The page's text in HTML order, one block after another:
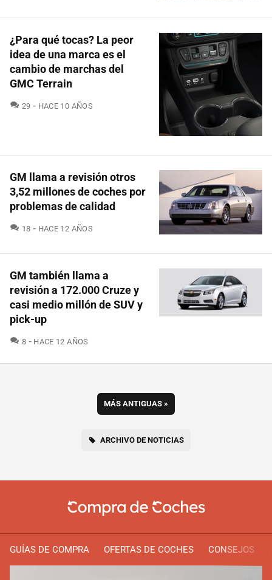
¿Para qué tocas? La peor
idea de una marca es el
cambio de marchas del
GMC Terrain
29 COMENTARIOS
HACE 10 AÑOS
GM llama a revisión otros
3,52 millones de coches por
problemas de calidad
18 COMENTARIOS
HACE 12 AÑOS
GM también llama a
revisión a 172.000 Cruze y
casi medio millón de SUV y
pick-up
8 COMENTARIOS
HACE 12 AÑOS
MÁS ANTIGUAS »
ARCHIVO DE NOTICIAS
GUÍAS DE COMPRA OFERTAS DE COCHES CONSEJOS